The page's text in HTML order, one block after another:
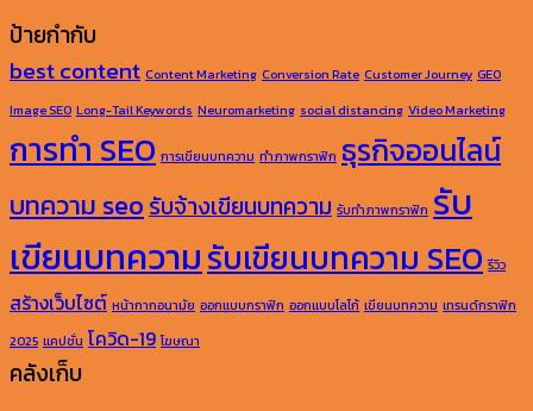
ผู้
ช่วย
ให้
AI
นำ
ใช้
เป็น
AEO
วิธี
ทำ
ข้อมูล
ให้
AI
นำ
ไป
ใช้
บทความ
และ
วิธี
ใช้
ให้
ตรง
เขียน
แคป
สำห
ให้
ติด
เขียน
บทความ
ให้
ติด
SEO
ไม่
ยาก
ป้ายกำกับ
best content Content Marketing Conversion Rate Customer Journey GEO
Image SEO Long-Tail Keywords Neuromarketing social distancing Video Marketing
การทำ SEO การเขียนบทความ ทำภาพกราฟิก ธุรกิจออนไลน์
บทความ seoรับจ้างเขียนบทความ รับทำภาพกราฟิก รับ
เขียนบทความรับเขียนบทความ SEO รีวิว
สร้างเว็บไซต์ หน้ากากอนามัย ออกแบบกราฟิก ออกแบบโลโก้ เขียนบทความ เทรนด์กราฟิก
2025 แคปชั่น โควิด-19 โฆษณา
คลังเก็บ